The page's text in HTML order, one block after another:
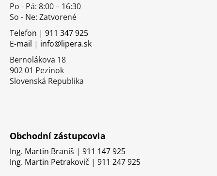
Po - Pá: 8:00 – 16:30
So - Ne: Zatvorené
Telefon | 911 347 925
E-mail | info@lipera.sk
Bernolákova 18
902 01 Pezinok
Slovenská Republika
Obchodní zástupcovia
Ing. Martin Braniš | 911 147 925
Ing. Martin Petrakovič | 911 247 925